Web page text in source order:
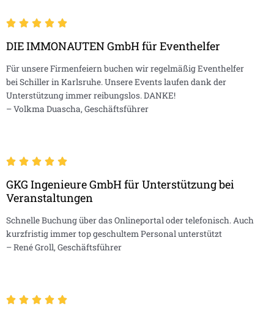
DIE IMMONAUTEN GmbH für Eventhelfer
Für unsere Firmenfeiern buchen wir regelmäßig Eventhelfer
bei Schiller in Karlsruhe. Unsere Events laufen dank der
Unterstützung immer reibungslos. DANKE!
– Volkma Duascha, Geschäftsführer
GKG Ingenieure GmbH für Unterstützung bei
Veranstaltungen
Schnelle Buchung über das Onlineportal oder telefonisch. Auch
kurzfristig immer top geschultem Personal unterstützt
– René Groll, Geschäftsführer